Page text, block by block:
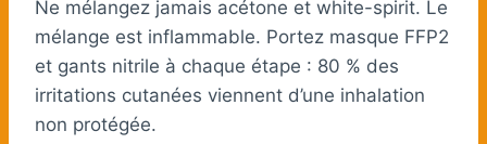
Ne mélangez jamais acétone et white-spirit. Le
mélange est inflammable. Portez masque FFP2
et gants nitrile à chaque étape : 80 % des
irritations cutanées viennent d’une inhalation
non protégée.